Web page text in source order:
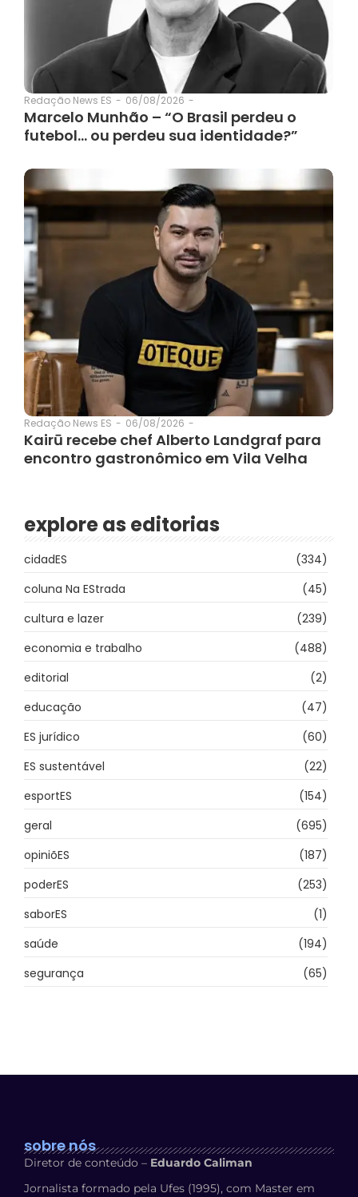
Redação News ES - 06/08/2026 -
Marcelo Munhão – “O Brasil perdeu o
futebol… ou perdeu sua identidade?”
Redação News ES - 06/08/2026 -
Kairū recebe chef Alberto Landgraf para
encontro gastronômico em Vila Velha
explore as editorias
cidadES
(334)
coluna Na EStrada
(45)
cultura e lazer
(239)
economia e trabalho
(488)
editorial
(2)
educação
(47)
ES jurídico
(60)
ES sustentável
(22)
esportES
(154)
geral
(695)
opiniõES
(187)
poderES
(253)
saborES
(1)
saúde
(194)
segurança
(65)
sobre nós
Diretor de conteúdo – Eduardo Caliman
Jornalista formado pela Ufes (1995), com Master em